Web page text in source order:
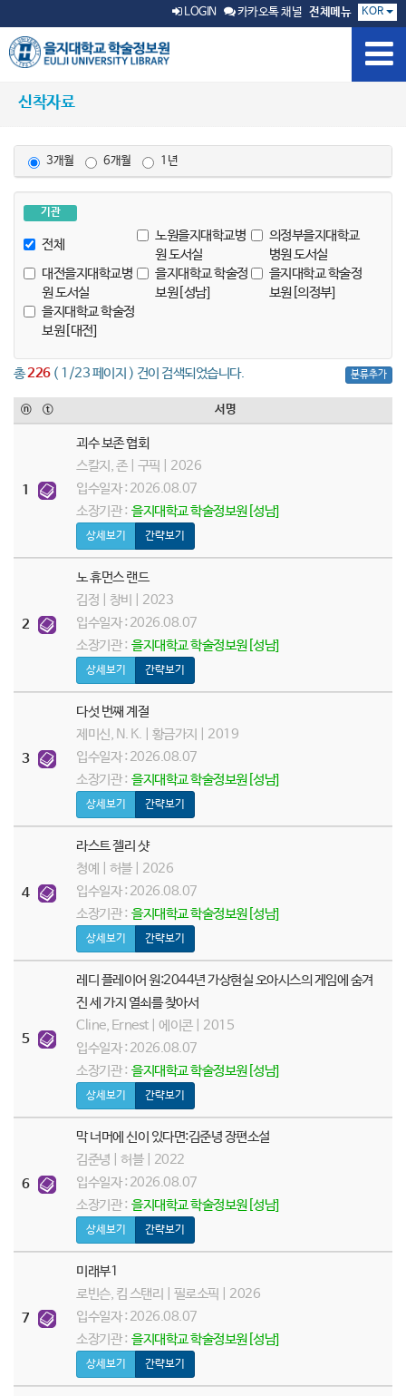
LOGIN 카카오톡 채널 전체메뉴 KOR
신착자료
3개월 6개월 1년
기관
전체
노원을지대학교병
원 도서실
의정부을지대학교
병원 도서실
대전을지대학교병
원 도서실
을지대학교 학술정
보원[성남]
을지대학교 학술정
보원[의정부]
을지대학교 학술정
보원[대전]
총226( 1/23 페이지 ) 건이 검색되었습니다. 분류추가
ⓝ ⓣ 서명
1
괴수 보존 협회
스칼지, 존 | 구픽 | 2026
입수일자 : 2026.08.07
소장기관 : 을지대학교 학술정보원[성남]
상세보기 간략보기
2
노 휴먼스 랜드
김정 | 창비 | 2023
입수일자 : 2026.08.07
소장기관 : 을지대학교 학술정보원[성남]
상세보기 간략보기
3
다섯 번째 계절
제미신, N. K. | 황금가지 | 2019
입수일자 : 2026.08.07
소장기관 : 을지대학교 학술정보원[성남]
상세보기 간략보기
4
라스트 젤리 샷
청예 | 허블 | 2026
입수일자 : 2026.08.07
소장기관 : 을지대학교 학술정보원[성남]
상세보기 간략보기
5
레디 플레이어 원:2044년 가상현실 오아시스의 게임에 숨겨
진 세 가지 열쇠를 찾아서
Cline, Ernest | 에이콘 | 2015
입수일자 : 2026.08.07
소장기관 : 을지대학교 학술정보원[성남]
상세보기 간략보기
6
막 너머에 신이 있다면:김준녕 장편소설
김준녕 | 허블 | 2022
입수일자 : 2026.08.07
소장기관 : 을지대학교 학술정보원[성남]
상세보기 간략보기
7
미래부1
로빈슨, 킴 스탠리 | 필로소픽 | 2026
입수일자 : 2026.08.07
소장기관 : 을지대학교 학술정보원[성남]
상세보기 간략보기